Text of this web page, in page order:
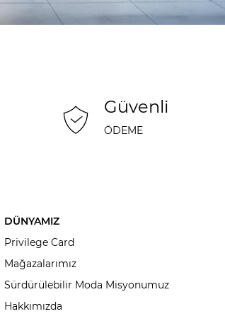
Güvenli
ÖDEME
DÜNYAMIZ
Privilege Card
Mağazalarımız
Sürdürülebilir Moda Misyonumuz
Hakkımızda